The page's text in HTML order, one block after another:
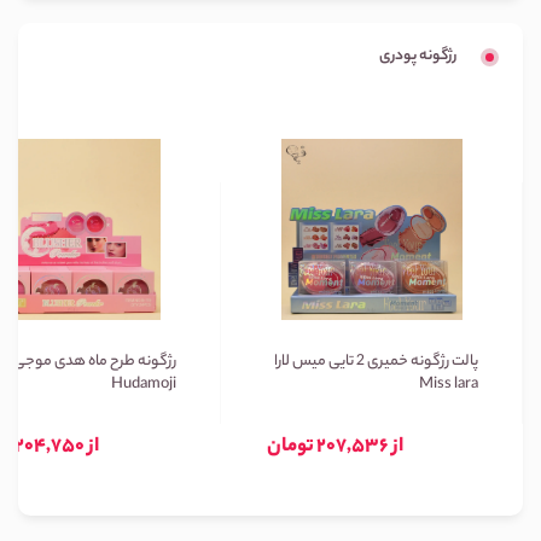
رژگونه پودری
پالت رژگونه خمیری 2 تایی میس لارا
Miss lara
از 207,536 تومان
رژگونه طرح ماه هدی موجی
Hudamoji
از 204,750 تومان